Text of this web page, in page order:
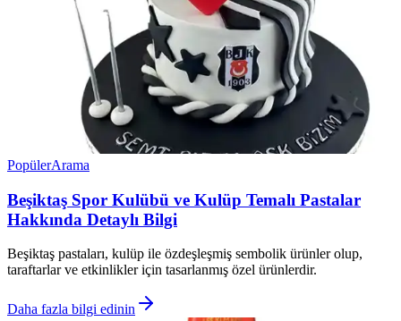
PopülerArama
Beşiktaş Spor Kulübü ve Kulüp Temalı Pastalar
Hakkında Detaylı Bilgi
Beşiktaş pastaları, kulüp ile özdeşleşmiş sembolik ürünler olup,
taraftarlar ve etkinlikler için tasarlanmış özel ürünlerdir.
Daha fazla bilgi edinin